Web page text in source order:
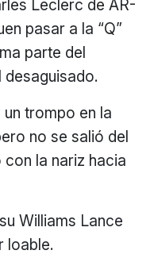
Leclerc de AR-
pasar a la “Q”
parte del
trompo en la
no se salió del
la nariz hacia
Williams Lance
loable.